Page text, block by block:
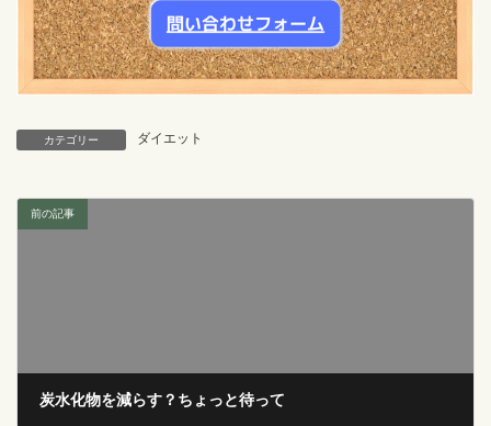
カテゴリー ダイエット
前の記事
炭水化物を減らす？ちょっと待って